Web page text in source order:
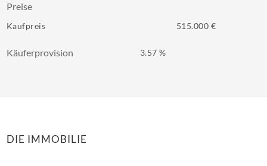
Preise
Kaufpreis 515.000 €
Käuferprovision 3.57 %
DIE IMMOBILIE